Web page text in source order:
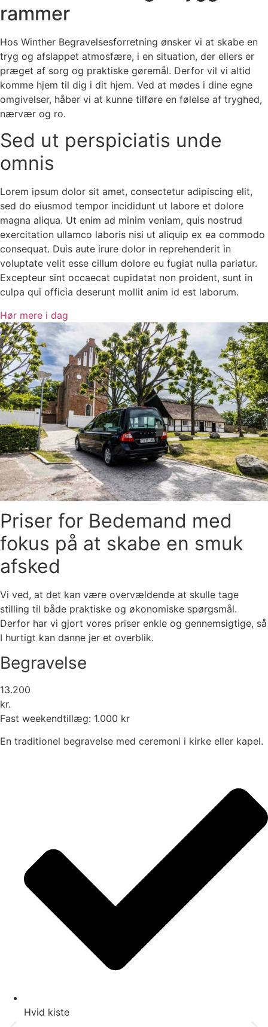
rammer
Hos Winther Begravelsesforretning ønsker vi at skabe en
tryg og afslappet atmosfære, i en situation, der ellers er
præget af sorg og praktiske gøremål. Derfor vil vi altid
komme hjem til dig i dit hjem. Ved at mødes i dine egne
omgivelser, håber vi at kunne tilføre en følelse af tryghed,
nærvær og ro.
Sed ut perspiciatis unde
omnis
Lorem ipsum dolor sit amet, consectetur adipiscing elit,
sed do eiusmod tempor incididunt ut labore et dolore
magna aliqua. Ut enim ad minim veniam, quis nostrud
exercitation ullamco laboris nisi ut aliquip ex ea commodo
consequat. Duis aute irure dolor in reprehenderit in
voluptate velit esse cillum dolore eu fugiat nulla pariatur.
Excepteur sint occaecat cupidatat non proident, sunt in
culpa qui officia deserunt mollit anim id est laborum.
Hør mere i dag
Priser for Bedemand med
fokus på at skabe en smuk
afsked
Vi ved, at det kan være overvældende at skulle tage
stilling til både praktiske og økonomiske spørgsmål.
Derfor har vi gjort vores priser enkle og gennemsigtige, så
I hurtigt kan danne jer et overblik.
Begravelse
13.200
kr.
Fast weekendtillæg: 1.000 kr
En traditionel begravelse med ceremoni i kirke eller kapel.
Hvid kiste